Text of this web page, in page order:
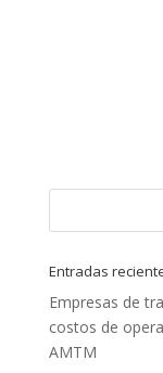
Entradas
Empresas de
costos de
AMTM